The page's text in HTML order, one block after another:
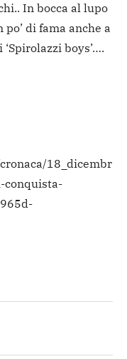
In bocca al lupo
di fama anche a
boys’….
18_dicembr
conquista-